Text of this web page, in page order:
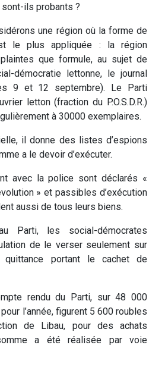
ils probants ?
une région où la forme de
le plus appliquée : la région
que formule, au sujet de
démocratie lettonne, le journal
9 et 12 septembre). Le Parti
letton (fraction du P.O.S.D.R.)
à 30000 exemplaires.
il donne des listes d’espions
a le devoir d’exécuter.
avec la police sont déclarés «
» et passibles d’exécution
aussi de tous leurs biens.
Parti, les social-démocrates
de le verser seulement sur
quittance portant le cachet de
rendu du Parti, sur 48 000
l’année, figurent 5 600 roubles
de Libau, pour des achats
a été réalisée par voie